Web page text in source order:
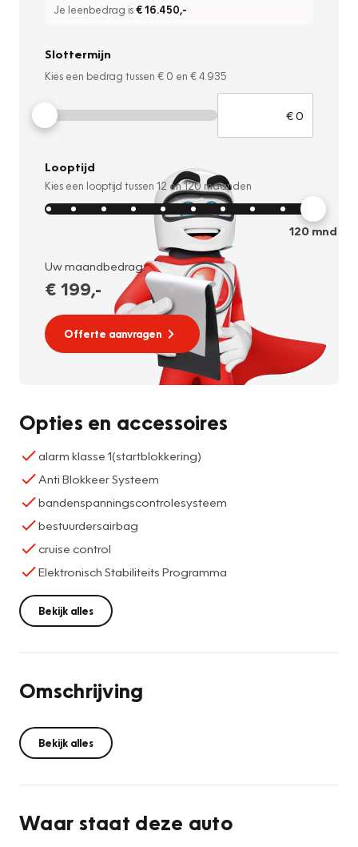
Je leenbedrag is€ 16.450,-
Slottermijn
Kies een bedrag tussen € 0 en € 4.935
Looptijd
Kies een looptijd tussen 12 en120 maanden
120mnd
Uw maandbedrag:
€ 199,-
Offerte aanvragen
Opties en accessoires
alarm klasse 1(startblokkering)
Anti Blokkeer Systeem
bandenspanningscontrolesysteem
bestuurdersairbag
cruise control
Elektronisch Stabiliteits Programma
Bekijk alles
Omschrijving
Bekijk alles
Waar staat deze auto